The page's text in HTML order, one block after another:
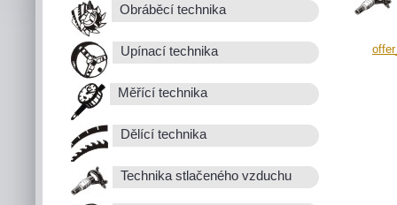
Obráběcí technika
Upínací technika
Měřící technika
Dělící technika
Technika stlačeného vzduchu